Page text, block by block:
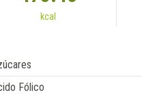
kcal
Fólico